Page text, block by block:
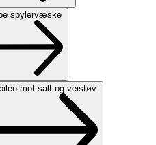
spylervæske
mot salt og veistøv